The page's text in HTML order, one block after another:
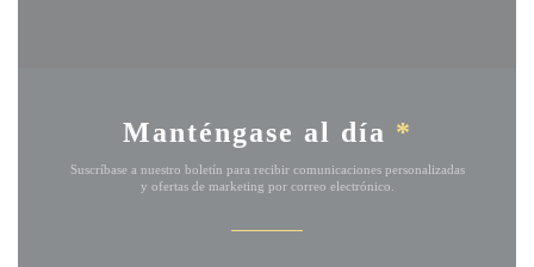
Manténgase al día *
Suscríbase a nuestro boletín para recibir comunicaciones personalizadas
y ofertas de marketing por correo electrónico.